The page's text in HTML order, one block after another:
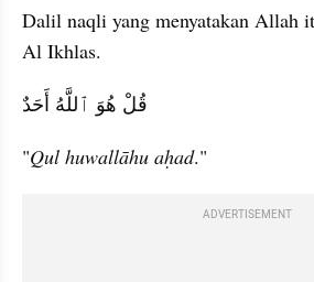
Dalil naqli yang menyatakan Allah
Al Ikhlas.
قُلْ هُوَ ٱللَّهُ أَحَدٌ
"Qul huwallāhu aḥad."
ADVERTISEMENT